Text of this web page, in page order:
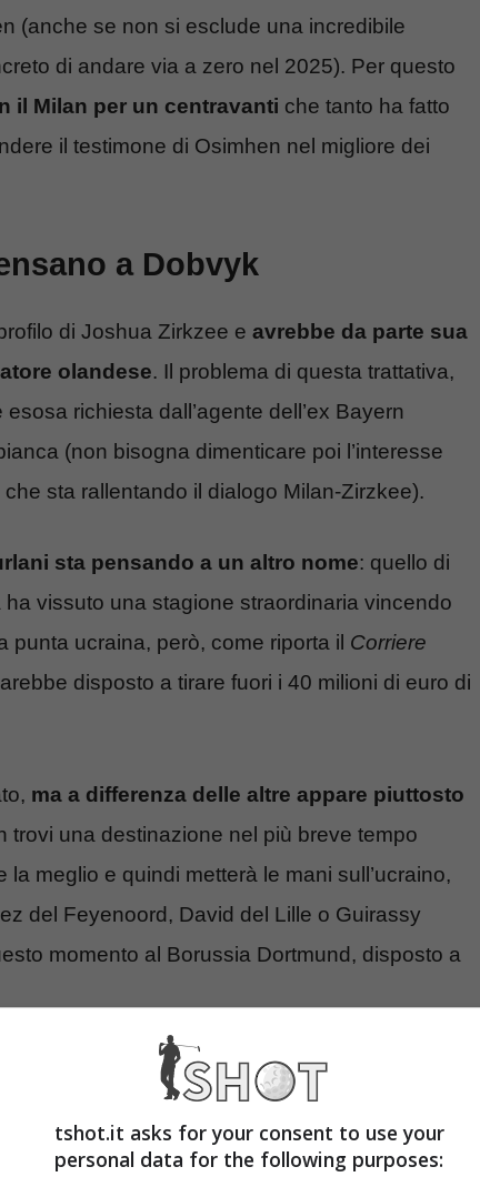
(anche se non si esclude una incredibile
di andare via a zero nel 2025). Per questo
il Milan per un centravanti che tanto ha fatto
il testimone di Osimhen nel migliore dei
a Dobvyk
di Joshua Zirkzee e avrebbe da parte sua
olandese. Il problema di questa trattativa,
richiesta dall’agente dell’ex Bayern
(non bisogna dimenticare poi l’interesse
sta rallentando il dialogo Milan-Zirzkee).
sta pensando a un altro nome: quello di
vissuto una stagione straordinaria vincendo
ucraina, però, come riporta il Corriere
disposto a tirare fuori i 40 milioni di euro di
ma a differenza delle altre appare piuttosto
trovi una destinazione nel più breve tempo
meglio e quindi metterà le mani sull’ucraino,
del Feyenoord, David del Lille o Guirassy
momento al Borussia Dortmund, disposto a
tshot.it asks for your consent to use your
personal data for the following purposes: